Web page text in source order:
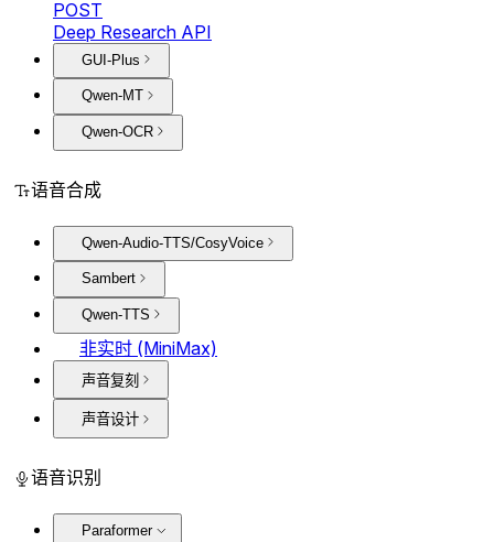
POST
Deep Research API
GUI-Plus
Qwen-MT
Qwen-OCR
语音合成
Qwen-Audio-TTS/CosyVoice
Sambert
Qwen-TTS
非实时 (MiniMax)
声音复刻
声音设计
语音识别
Paraformer